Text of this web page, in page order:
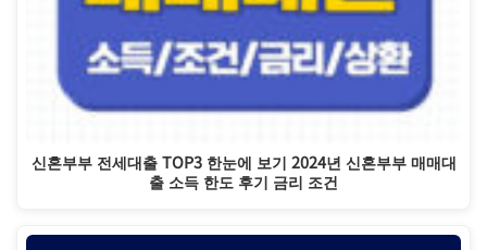
신혼부부 전세대출 TOP3 한눈에 보기 2024년 신혼부부 매매대
출 소득 한도 후기 금리 조건